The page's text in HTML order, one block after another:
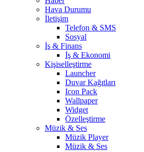
Hava Durumu
İletişim
Telefon & SMS
Sosyal
İş & Finans
İş & Ekonomi
Kişiselleştirme
Launcher
Duvar Kağıtları
Icon Pack
Wallpaper
Widget
Özelleştirme
Müzik & Ses
Müzik Player
Müzik & Ses